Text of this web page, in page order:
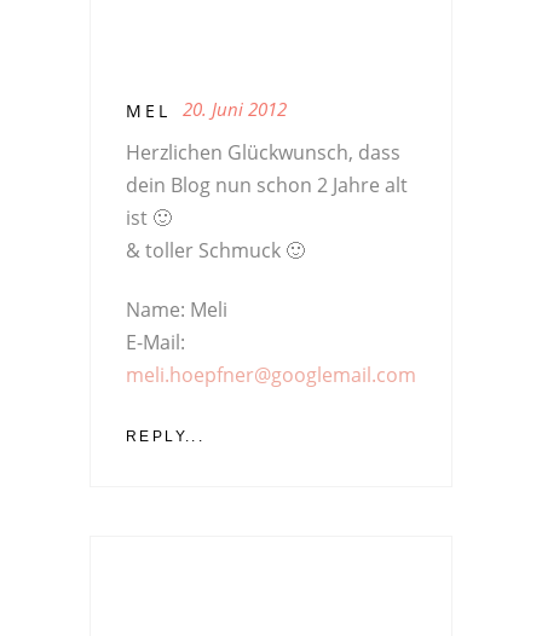
MEL 20. Juni 2012
Herzlichen Glückwunsch, dass
dein Blog nun schon 2 Jahre alt
ist 🙂
& toller Schmuck 🙂
Name: Meli
E-Mail:
meli.hoepfner@googlemail.com
REPLY...